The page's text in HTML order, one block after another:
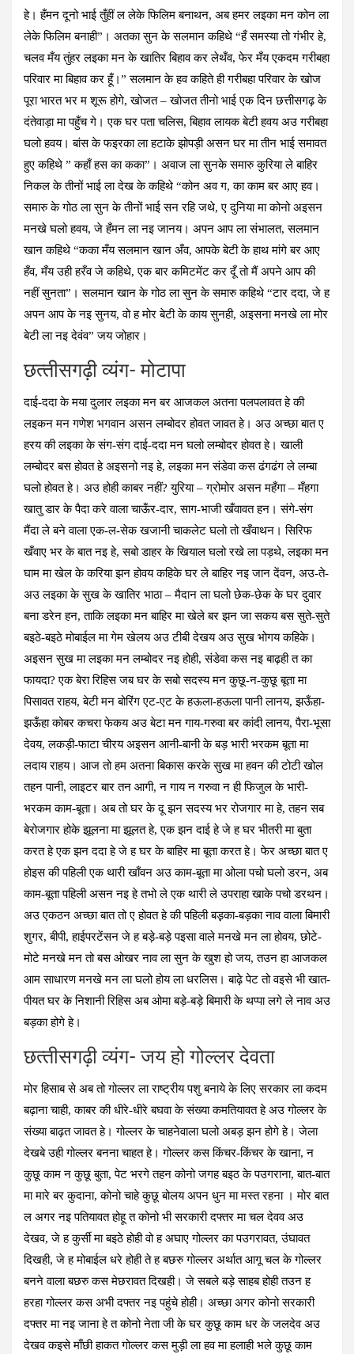
हे। हँमन दूनो भाई तुँहीं ल लेके फिलिम बनाथन, अब हमर लइका मन कोन ला
लेके फिलिम बनाही”। अतका सुन के सलमान कहिथे “हँ समस्या तो गंभीर हे,
चलव मँय तुंहर लइका मन के खातिर बिहाव कर लेथँव, फेर मँय एकदम गरीबहा
परिवार मा बिहाव कर हूँ।” सलमान के हव कहिते ही गरीबहा परिवार के खोज
पूरा भारत भर म शूरू होगे, खोजत – खोजत तीनो भाई एक दिन छत्तीसगढ़ के
दंतेवाड़ा मा पहुँच गे। एक घर पता चलिस, बिहाव लायक बेटी हवय अउ गरीबहा
घलो हवय। बांस के फइरका ला हटाके झोपड़ी असन घर मा तीन भाई समावत
हुए कहिथे ” कहाँ हस का कका”। अवाज ला सुनके समारु कुरिया ले बाहिर
निकल के तीनों भाई ला देख के कहिथे “कोन अव ग, का काम बर आए हव।
समारु के गोठ ला सुन के तीनों भाई सन रहि जथे, ए दुनिया मा कोनो अइसन
मनखे घलो हवय, जे हँमन ला नइ जानय। अपन आप ला संभालत, सलमान
खान कहिथे “कका मँय सलमान खान अँव, आपके बेटी के हाथ मांगे बर आए
हँव, मँय उही हरँव जे कहिथे, एक बार कमिटमेंट कर दूँ तो मैं अपने आप की
नहीं सुनता”। सलमान खान के गोठ ला सुन के समारु कहिथे “टार ददा, जे ह
अपन आप के नइ सुनय, वो ह मोर बेटी के काय सुनही, अइसना मनखे ला मोर
बेटी ला नइ देवंव” जय जोहार।
छत्‍तीसगढ़ी व्‍यंग- मोटापा
दाई-ददा के मया दुलार लइका मन बर आजकल अतना पलपलावत हे की
लइकन मन गणेश भगवान असन लम्बोदर होवत जावत हे। अउ अच्छा बात ए
हरय की लइका के संग-संग दाई-ददा मन घलो लम्बोदर होवत हे। खाली
लम्बोदर बस होवत हे अइसनो नइ हे, लइका मन संडेवा कस ढंगढंग ले लम्बा
घलो होवत हे। अउ होही काबर नहीं? युरिया – ग्रोमोर असन महँगा – मँहगा
खातु डार के पैदा करे वाला चाऊँर-दार, साग-भाजी खँवावत हन। संगे-संग
मैंदा ले बने वाला एक-ल-सेक खजानी चाकलेट घलो तो खँवाथन। सिरिफ
खँवाए भर के बात नइ हे, सबो डाहर के खियाल घलो रखे ला पड़थे, लइका मन
घाम मा खेल के करिया झन होवय कहिके घर ले बाहिर नइ जान देंवन, अउ-ते-
अउ लइका के सुख के खातिर भाठा – मैदान ला घलो छेक-छेक के घर दुवार
बना डरेन हन, ताकि लइका मन बाहिर मा खेले बर झन जा सकय बस सुते-सुते
बइठे-बइठे मोबाईल मा गेम खेलय अउ टीबी देखय अउ सुख भोगय कहिके।
अइसन सुख मा लइका मन लम्बोदर नइ होही, संडेवा कस नइ बाढ़ही त का
फायदा? एक बेरा रिहिस जब घर के सबो सदस्य मन कुछू-न-कुछू बूता मा
पिसावत राहय, बेटी मन बोरिंग एट-एट के हऊला-हऊला पानी लानय, झऊँहा-
झऊँहा कोबर कचरा फेकय अउ बेटा मन गाय-गरुवा बर कांदी लानय, पैरा-भूसा
देवय, लकड़ी-फाटा चीरय अइसन आनी-बानी के बड़ भारी भरकम बूता मा
लदाय राहय। आज तो हम अतना बिकास करके सुख मा हवन की टोटी खोल
तहन पानी, लाइटर बार तन आगी, न गाय न गरुवा न ही फिजुल के भारी-
भरकम काम-बूता। अब तो घर के दू झन सदस्य भर रोजगार मा हे, तहन सब
बेरोजगार होके झूलना मा झूलत हे, एक झन दाई हे जे ह घर भीतरी मा बुता
करत हे एक झन ददा हे जे ह घर के बाहिर मा बूता करत हे। फेर अच्छा बात ए
होइस की पहिली एक थारी खाँवन अउ काम-बूता मा ओला पचो घलो डरन, अब
काम-बूता पहिली असन नइ हे तभो ले एक थारी ले उपराहा खाके पचो डरथन।
अउ एकठन अच्छा बात तो ए होवत हे की पहिली बड़़का-बड़का नाव वाला बिमारी
शुगर, बीपी, हाईपरटेंसन जे ह बड़े-बड़े पइसा वाले मनखे मन ला होवय, छोटे-
मोटे मनखे मन तो बस ओखर नाव ला सुन के खुश हो जय, तउन हा आजकल
आम साधारण मनखे मन ला घलो होय ला धरलिस। बाढ़े पेट तो वइसे भी खात-
पीयत घर के निशानी रिहिस अब ओमा बड़े-बड़े बिमारी के थप्पा लगे ले नाव अउ
बड़का होगे हे।
छत्‍तीसगढ़ी व्‍यंग- जय हो गोल्‍लर देवता
मोर हिसाब से अब तो गोल्लर ला राष्ट्रीय पशु बनाये के लिए सरकार ला कदम
बढ़ाना चाही, काबर की धीरे-धीरे बघवा के संख्या कमतियावत हे अउ गोल्लर के
संख्या बाढ़त जावत हे। गोल्लर के चाहनेवाला घलो अबड़ झन होगे हे। जेला
देखबे उही गोल्लर बनना चाहत हे। गोल्लर कस किंचर-किंचर के खाना, न
कुछू काम न कुछू बुता, पेट भरगे तहन कोनो जगह बइठ के पउगराना, बात-बात
मा मारे बर कुदाना, कोनो चाहे कुछू बोलय अपन धुन मा मस्त रहना । मोर बात
ल अगर नइ पतियावत होहू त कोनो भी सरकारी दफ्तर मा चल देवव अउ
देखव, जे ह कुर्सी मा बइठे होही वो ह अघाए गोल्लर का पउगरावत, उंघावत
दिखही, जे ह मोबाईल धरे होही ते ह बछरु गोल्लर अर्थात आगू चल के गोल्लर
बनने वाला बछरु कस मेछरावत दिखही। जे सबले बड़े साहब होही तउन ह
हरहा गोल्लर कस अभी दफ्तर नइ पहुंचे होही। अच्छा अगर कोनो सरकारी
दफ्तर मा नइ जाना हे त कोनो नेता जी के घर कुछू काम धर के जलदेव अउ
देखव कइसे माँछी हाकत गोल्लर कस मुड़ी ला हव मा हलाही भले कुछू काम